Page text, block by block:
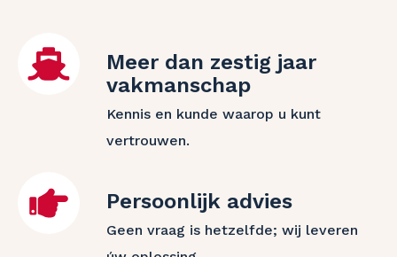
Meer dan zestig jaar
vakmanschap
Kennis en kunde waarop u kunt
vertrouwen.
Persoonlijk advies
Geen vraag is hetzelfde; wij leveren